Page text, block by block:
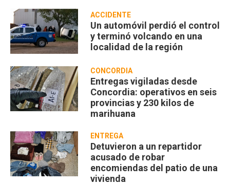
ACCIDENTE
Un automóvil perdió el control
y terminó volcando en una
localidad de la región
CONCORDIA
Entregas vigiladas desde
Concordia: operativos en seis
provincias y 230 kilos de
marihuana
ENTREGA
Detuvieron a un repartidor
acusado de robar
encomiendas del patio de una
vivienda